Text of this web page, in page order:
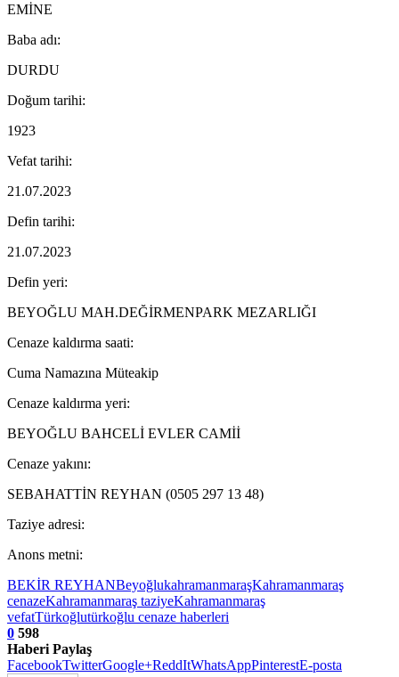
EMİNE
Baba adı:
DURDU
Doğum tarihi:
1923
Vefat tarihi:
21.07.2023
Defin tarihi:
21.07.2023
Defin yeri:
BEYOĞLU MAH.DEĞİRMENPARK MEZARLIĞI
Cenaze kaldırma saati:
Cuma Namazına Müteakip
Cenaze kaldırma yeri:
BEYOĞLU BAHCELİ EVLER CAMİİ
Cenaze yakını:
SEBAHATTİN REYHAN (0505 297 13 48)
Taziye adresi:
Anons metni:
BEKİR REYHANBeyoğlukahramanmaraşKahramanmaraş
cenazeKahramanmaraş taziyeKahramanmaraş
vefatTürkoğlutürkoğlu cenaze haberleri
0 598
Haberi Paylaş
FacebookTwitterGoogle+ReddItWhatsAppPinterestE-posta